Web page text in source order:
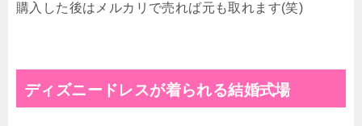
購入した後はメルカリで売れば元も取れます(笑)
ディズニードレスが着られる結婚式場